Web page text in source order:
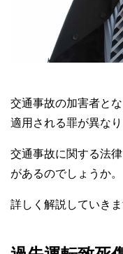
交通事故の加害者と
適用される罪が異なり
交通事故に関する法
があるのでしょうか。
詳しく解説していきま